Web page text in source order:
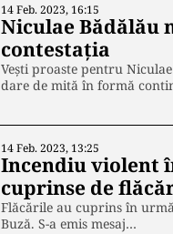
14 Feb. 2023, 16:15
Niculae Bădălău
contestația
Vești proaste pentru
dare de mită în formă
14 Feb. 2023, 13:25
Incendiu violent
cuprinse de
Flăcările au cuprins în
Buză. S-a emis mesaj…